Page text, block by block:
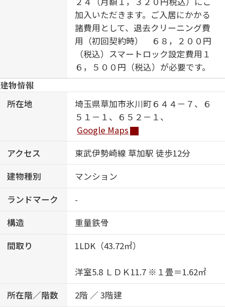
加入いただきます。ご入居にかかる
諸費用として、退去クリーニング費
用（初回契約時） ６８，２００円
（税込）スマートロック設定費用１
６，５００円（税込）が必要です。
建物情報
所在地
埼玉県草加市氷川町６４４－７、６
５１－１、６５２－１、
Google Maps
アクセス
東武伊勢崎線 草加駅 徒歩12分
建物種別
マンション
ランドマーク
-
構造
重量鉄骨
間取り
1LDK（43.72㎡）
洋室5.8 ＬＤＫ11.7 ※１畳＝1.62㎡
所在階／階数
2階 ／ 3階建